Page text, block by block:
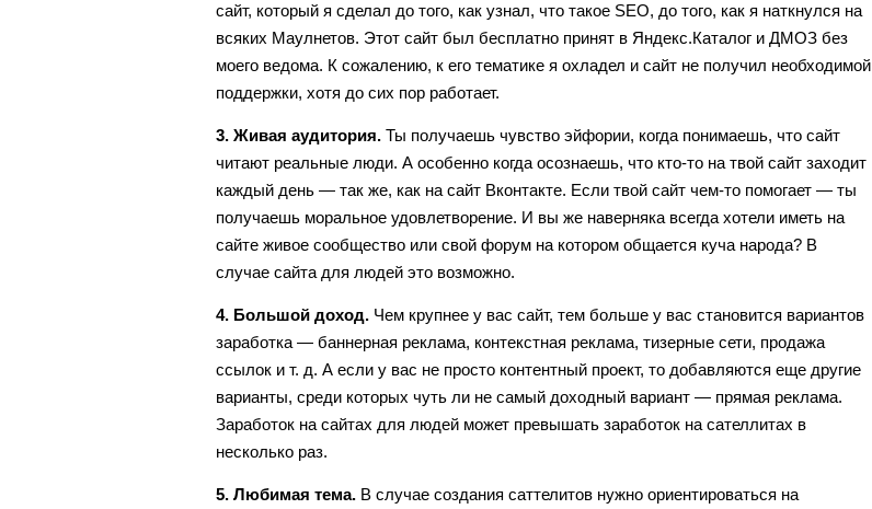
сайт, который я сделал до того, как узнал, что такое SEO, до того, как я наткнулся на
всяких Маулнетов. Этот сайт был бесплатно принят в Яндекс.Каталог и ДМОЗ без
моего ведома. К сожалению, к его тематике я охладел и сайт не получил необходимой
поддержки, хотя до сих пор работает.
3. Живая аудитория. Ты получаешь чувство эйфории, когда понимаешь, что сайт
читают реальные люди. А особенно когда осознаешь, что кто-то на твой сайт заходит
каждый день — так же, как на сайт Вконтакте. Если твой сайт чем-то помогает — ты
получаешь моральное удовлетворение. И вы же наверняка всегда хотели иметь на
сайте живое сообщество или свой форум на котором общается куча народа? В
случае сайта для людей это возможно.
4. Большой доход. Чем крупнее у вас сайт, тем больше у вас становится вариантов
заработка — баннерная реклама, контекстная реклама, тизерные сети, продажа
ссылок и т. д. А если у вас не просто контентный проект, то добавляются еще другие
варианты, среди которых чуть ли не самый доходный вариант — прямая реклама.
Заработок на сайтах для людей может превышать заработок на сателлитах в
несколько раз.
5. Любимая тема. В случае создания саттелитов нужно ориентироваться на